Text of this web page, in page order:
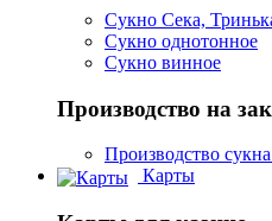
Сукно Сека,
Сукно однотонное
Сукно винное
Производство на
Производство сукна
Карты